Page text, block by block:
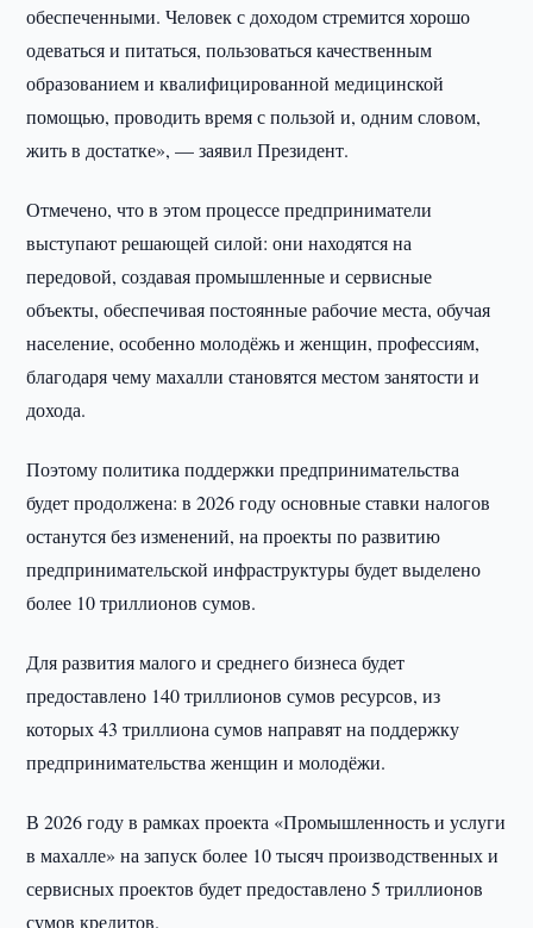
обеспеченными. Человек с доходом стремится хорошо
одеваться и питаться, пользоваться качественным
образованием и квалифицированной медицинской
помощью, проводить время с пользой и, одним словом,
жить в достатке», — заявил Президент.
Отмечено, что в этом процессе предприниматели
выступают решающей силой: они находятся на
передовой, создавая промышленные и сервисные
объекты, обеспечивая постоянные рабочие места, обучая
население, особенно молодёжь и женщин, профессиям,
благодаря чему махалли становятся местом занятости и
дохода.
Поэтому политика поддержки предпринимательства
будет продолжена: в 2026 году основные ставки налогов
останутся без изменений, на проекты по развитию
предпринимательской инфраструктуры будет выделено
более 10 триллионов сумов.
Для развития малого и среднего бизнеса будет
предоставлено 140 триллионов сумов ресурсов, из
которых 43 триллиона сумов направят на поддержку
предпринимательства женщин и молодёжи.
В 2026 году в рамках проекта «Промышленность и услуги
в махалле» на запуск более 10 тысяч производственных и
сервисных проектов будет предоставлено 5 триллионов
сумов кредитов.